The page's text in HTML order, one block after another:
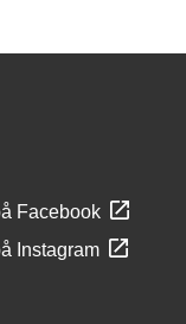
Facebook
Instagram